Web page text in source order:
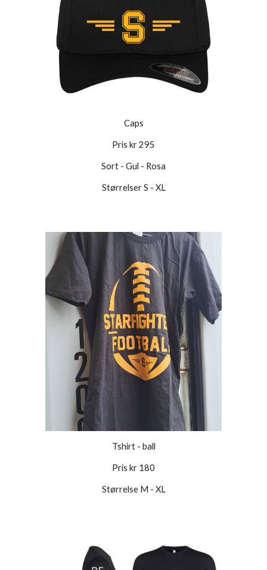
Caps
Pris kr 295
Sort - Gul - Rosa
Størrelser S - XL
Tshirt - ball
Pris kr 180
Størrelse M - XL